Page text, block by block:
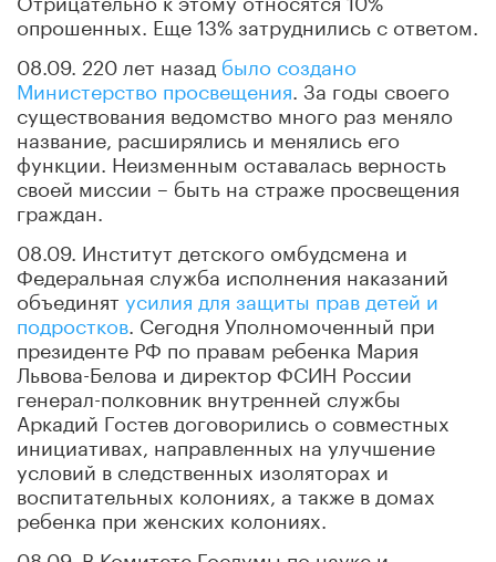
опрошенных. Еще 13% затруднились с ответом.
08.09. 220 лет назад было создано
Министерство просвещения . За годы своего
существования ведомство много раз меняло
название, расширялись и менялись его
функции. Неизменным оставалась верность
своей миссии – быть на страже просвещения
граждан.
08.09. Институт детского омбудсмена и
Федеральная служба исполнения наказаний
объединятусилия для защиты прав детей и
подростков. Сегодня Уполномоченный при
президенте РФ по правам ребенка Мария
Львова-Белова и директор ФСИН России
генерал-полковник внутренней службы
Аркадий Гостев договорились о совместных
инициативах, направленных на улучшение
условий в следственных изоляторах и
воспитательных колониях, а также в домах
ребенка при женских колониях.